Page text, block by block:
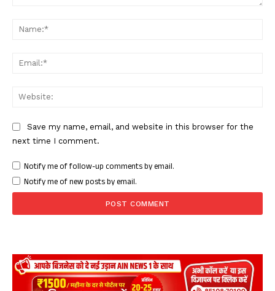
Save my name, email, and website in this browser for the
next time I comment.
Notify me of follow-up comments by email.
Notify me of new posts by email.